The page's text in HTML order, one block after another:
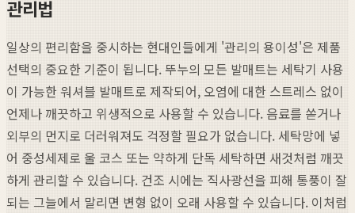
관리법
일상의 편리함을 중시하는 현대인들에게 '관리의 용이성'은 제품
선택의 중요한 기준이 됩니다. 뚜누의 모든 발매트는 세탁기 사용
이 가능한 워셔블 발매트로 제작되어, 오염에 대한 스트레스 없이
언제나 깨끗하고 위생적으로 사용할 수 있습니다. 음료를 쏟거나
외부의 먼지로 더러워져도 걱정할 필요가 없습니다. 세탁망에 넣
어 중성세제로 울 코스 또는 약하게 단독 세탁하면 새것처럼 깨끗
하게 관리할 수 있습니다. 건조 시에는 직사광선을 피해 통풍이 잘
되는 그늘에서 말리면 변형 없이 오래 사용할 수 있습니다. 이처럼